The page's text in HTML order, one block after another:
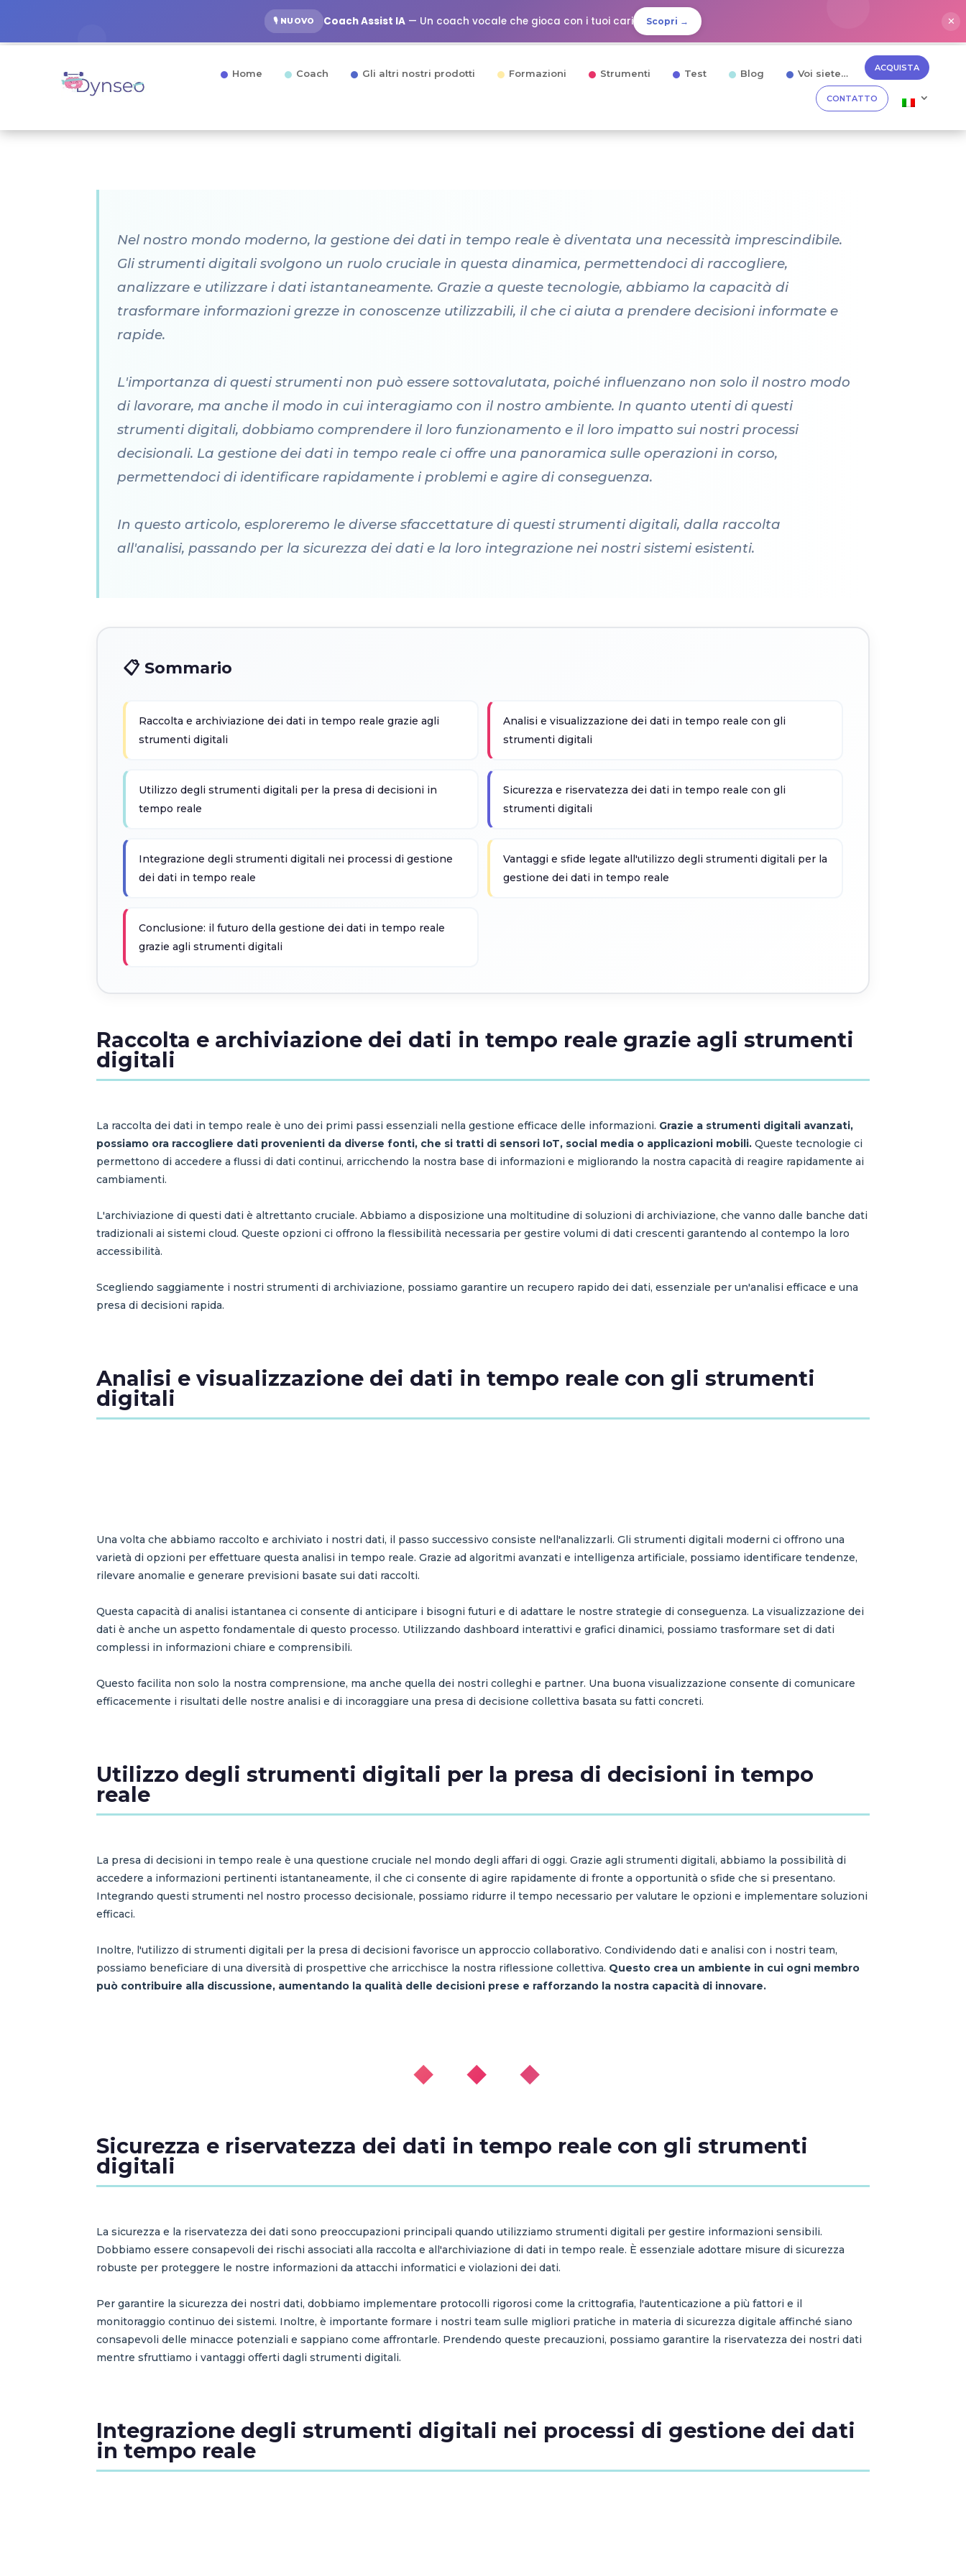
🎙️ NUOVO Coach Assist IA— Un coach vocale che gioca con i tuoi cari Scopri → ✕
Home Coach Gli altri nostri prodotti Formazioni Strumenti Test Blog Voi siete… ACQUISTA
CONTATTO
Nel nostro mondo moderno, la gestione dei dati in tempo reale è diventata una necessità imprescindibile.
Gli strumenti digitali svolgono un ruolo cruciale in questa dinamica, permettendoci di raccogliere,
analizzare e utilizzare i dati istantaneamente. Grazie a queste tecnologie, abbiamo la capacità di
trasformare informazioni grezze in conoscenze utilizzabili, il che ci aiuta a prendere decisioni informate e
rapide.
L'importanza di questi strumenti non può essere sottovalutata, poiché influenzano non solo il nostro modo
di lavorare, ma anche il modo in cui interagiamo con il nostro ambiente. In quanto utenti di questi
strumenti digitali, dobbiamo comprendere il loro funzionamento e il loro impatto sui nostri processi
decisionali. La gestione dei dati in tempo reale ci offre una panoramica sulle operazioni in corso,
permettendoci di identificare rapidamente i problemi e agire di conseguenza.
In questo articolo, esploreremo le diverse sfaccettature di questi strumenti digitali, dalla raccolta
all'analisi, passando per la sicurezza dei dati e la loro integrazione nei nostri sistemi esistenti.
📋 Sommario
Raccolta e archiviazione dei dati in tempo reale grazie agli
strumenti digitali
Analisi e visualizzazione dei dati in tempo reale con gli
strumenti digitali
Utilizzo degli strumenti digitali per la presa di decisioni in
tempo reale
Sicurezza e riservatezza dei dati in tempo reale con gli
strumenti digitali
Integrazione degli strumenti digitali nei processi di gestione
dei dati in tempo reale
Vantaggi e sfide legate all'utilizzo degli strumenti digitali per la
gestione dei dati in tempo reale
Conclusione: il futuro della gestione dei dati in tempo reale
grazie agli strumenti digitali
Raccolta e archiviazione dei dati in tempo reale grazie agli strumenti
digitali
La raccolta dei dati in tempo reale è uno dei primi passi essenziali nella gestione efficace delle informazioni. Grazie a strumenti digitali avanzati,
possiamo ora raccogliere dati provenienti da diverse fonti, che si tratti di sensori IoT, social media o applicazioni mobili. Queste tecnologie ci
permettono di accedere a flussi di dati continui, arricchendo la nostra base di informazioni e migliorando la nostra capacità di reagire rapidamente ai
cambiamenti.
L'archiviazione di questi dati è altrettanto cruciale. Abbiamo a disposizione una moltitudine di soluzioni di archiviazione, che vanno dalle banche dati
tradizionali ai sistemi cloud. Queste opzioni ci offrono la flessibilità necessaria per gestire volumi di dati crescenti garantendo al contempo la loro
accessibilità.
Scegliendo saggiamente i nostri strumenti di archiviazione, possiamo garantire un recupero rapido dei dati, essenziale per un'analisi efficace e una
presa di decisioni rapida.
Analisi e visualizzazione dei dati in tempo reale con gli strumenti
digitali
Una volta che abbiamo raccolto e archiviato i nostri dati, il passo successivo consiste nell'analizzarli. Gli strumenti digitali moderni ci offrono una
varietà di opzioni per effettuare questa analisi in tempo reale. Grazie ad algoritmi avanzati e intelligenza artificiale, possiamo identificare tendenze,
rilevare anomalie e generare previsioni basate sui dati raccolti.
Questa capacità di analisi istantanea ci consente di anticipare i bisogni futuri e di adattare le nostre strategie di conseguenza. La visualizzazione dei
dati è anche un aspetto fondamentale di questo processo. Utilizzando dashboard interattivi e grafici dinamici, possiamo trasformare set di dati
complessi in informazioni chiare e comprensibili.
Questo facilita non solo la nostra comprensione, ma anche quella dei nostri colleghi e partner. Una buona visualizzazione consente di comunicare
efficacemente i risultati delle nostre analisi e di incoraggiare una presa di decisione collettiva basata su fatti concreti.
Utilizzo degli strumenti digitali per la presa di decisioni in tempo
reale
La presa di decisioni in tempo reale è una questione cruciale nel mondo degli affari di oggi. Grazie agli strumenti digitali, abbiamo la possibilità di
accedere a informazioni pertinenti istantaneamente, il che ci consente di agire rapidamente di fronte a opportunità o sfide che si presentano.
Integrando questi strumenti nel nostro processo decisionale, possiamo ridurre il tempo necessario per valutare le opzioni e implementare soluzioni
efficaci.
Inoltre, l'utilizzo di strumenti digitali per la presa di decisioni favorisce un approccio collaborativo. Condividendo dati e analisi con i nostri team,
possiamo beneficiare di una diversità di prospettive che arricchisce la nostra riflessione collettiva. Questo crea un ambiente in cui ogni membro
può contribuire alla discussione, aumentando la qualità delle decisioni prese e rafforzando la nostra capacità di innovare.
◆ ◆ ◆
Sicurezza e riservatezza dei dati in tempo reale con gli strumenti
digitali
La sicurezza e la riservatezza dei dati sono preoccupazioni principali quando utilizziamo strumenti digitali per gestire informazioni sensibili.
Dobbiamo essere consapevoli dei rischi associati alla raccolta e all'archiviazione di dati in tempo reale. È essenziale adottare misure di sicurezza
robuste per proteggere le nostre informazioni da attacchi informatici e violazioni dei dati.
Per garantire la sicurezza dei nostri dati, dobbiamo implementare protocolli rigorosi come la crittografia, l'autenticazione a più fattori e il
monitoraggio continuo dei sistemi. Inoltre, è importante formare i nostri team sulle migliori pratiche in materia di sicurezza digitale affinché siano
consapevoli delle minacce potenziali e sappiano come affrontarle. Prendendo queste precauzioni, possiamo garantire la riservatezza dei nostri dati
mentre sfruttiamo i vantaggi offerti dagli strumenti digitali.
Integrazione degli strumenti digitali nei processi di gestione dei dati
in tempo reale